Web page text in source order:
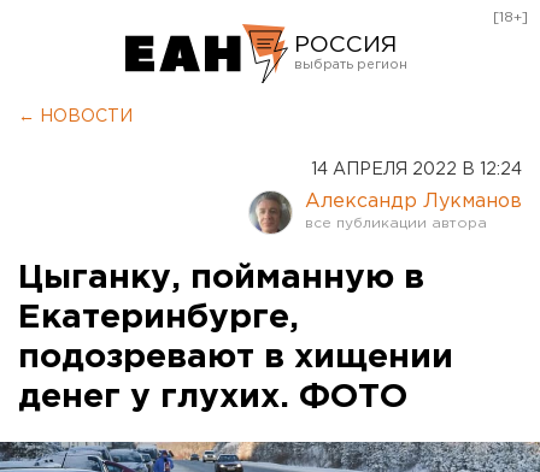
РОССИЯ
Оренбург
[18+]
← НОВОСТИ
14 АПРЕЛЯ 2022 В 12:24
Александр Лукманов
Цыганку, пойманную в
Екатеринбурге,
подозревают в хищении
денег у глухих. ФОТО